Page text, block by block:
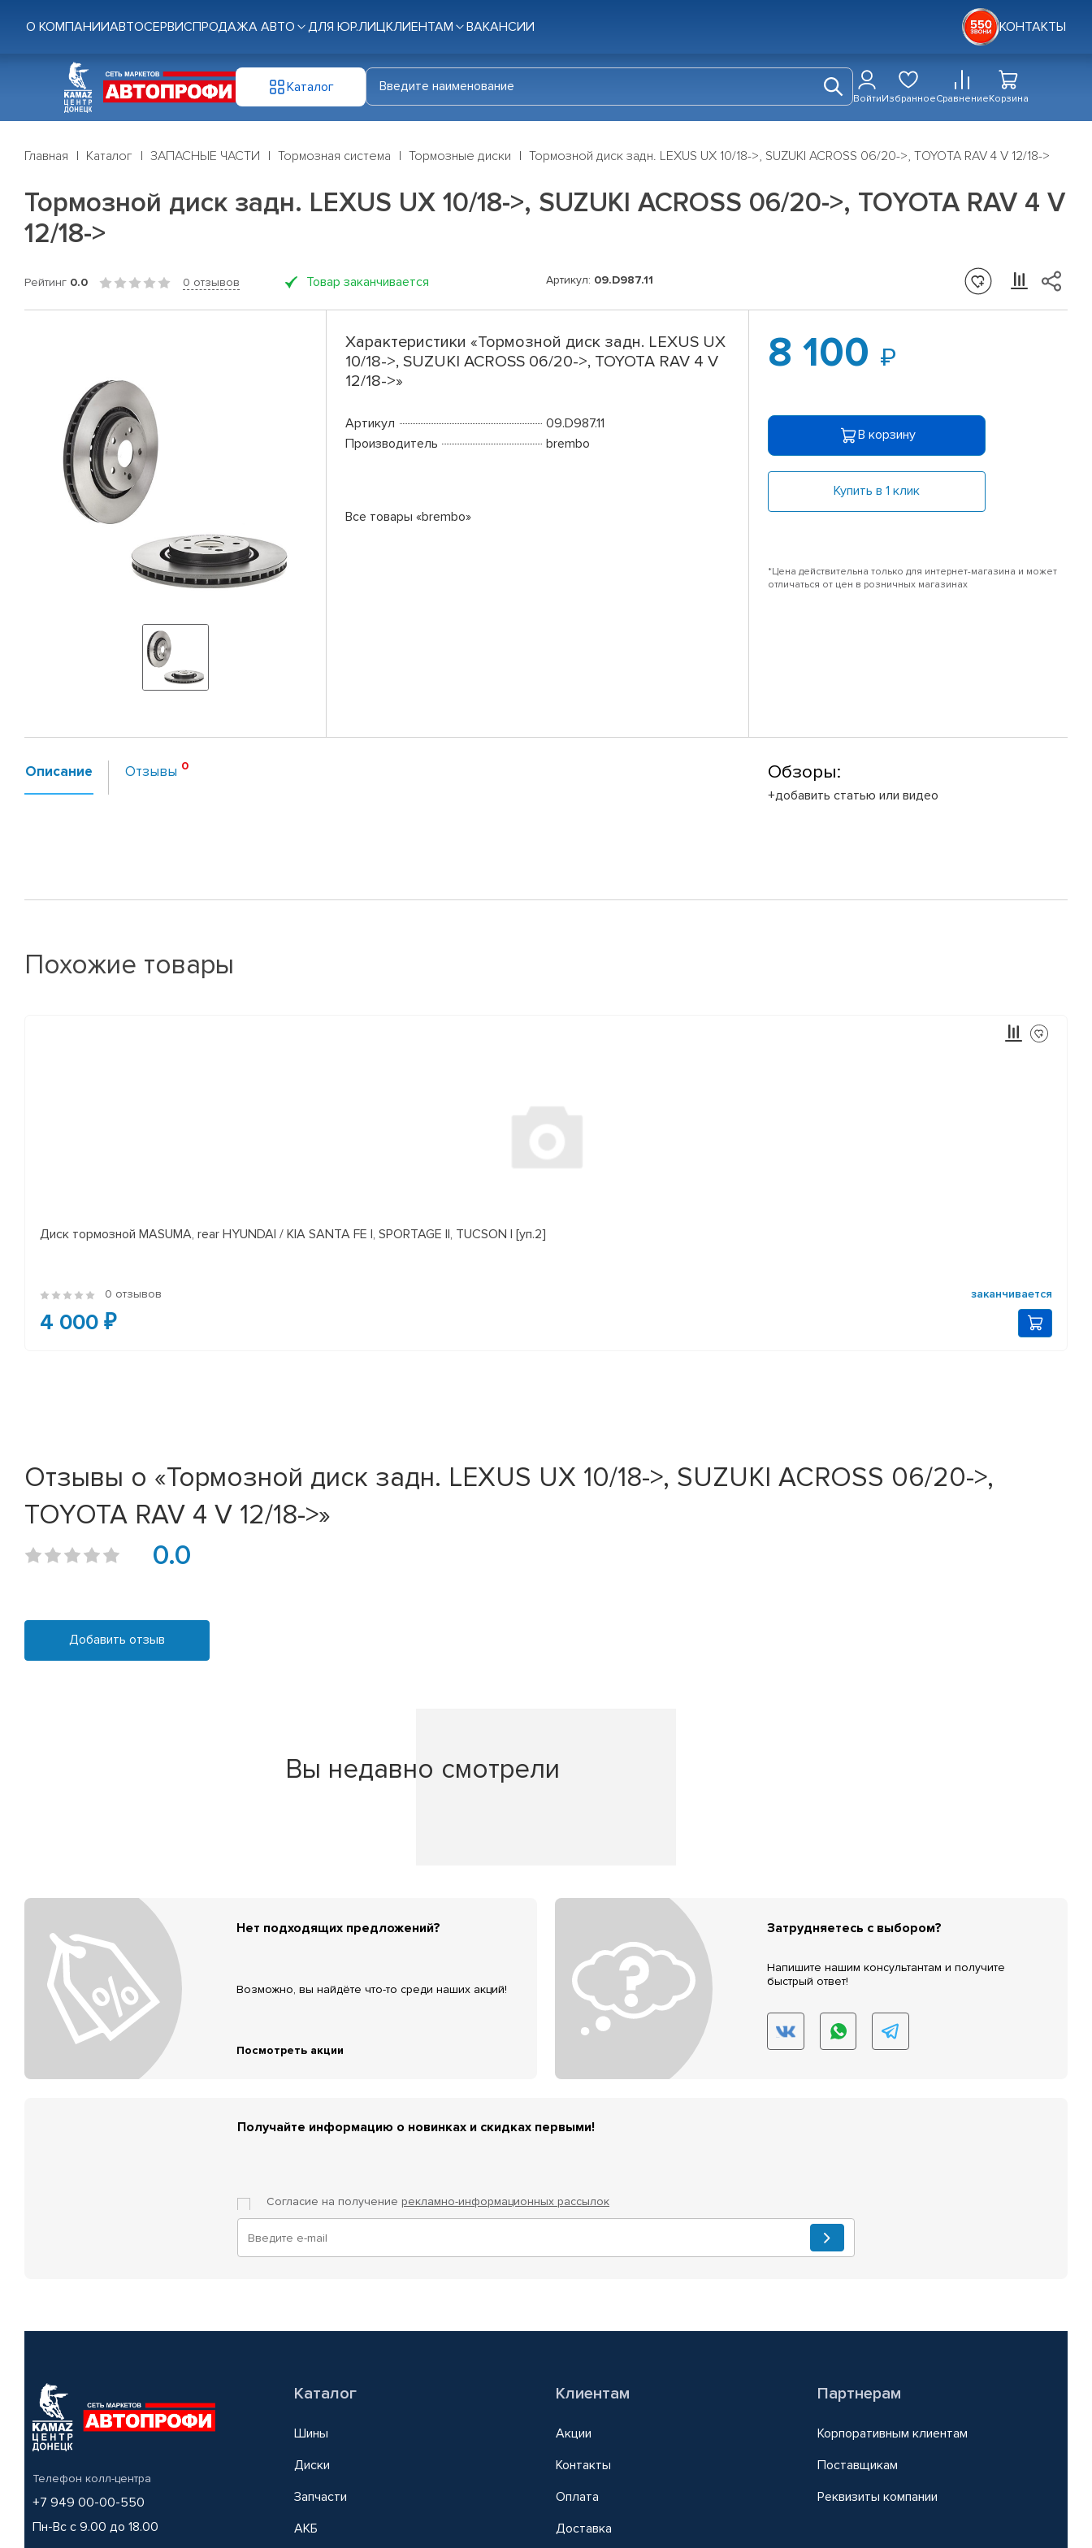
О КОМПАНИИАВТОСЕРВИСПРОДАЖА АВТО ДЛЯ ЮР.ЛИЦКЛИЕНТАМ ВАКАНСИИ КОНТАКТЫ
Каталог
ВойтиИзбранноеСравнениеКорзина
Главная Каталог ЗАПАСНЫЕ ЧАСТИ Тормозная система Тормозные диски Тормозной диск задн. LEXUS UX 10/18->, SUZUKI ACROSS 06/20->, TOYOTA RAV 4 V 12/18->
Тормозной диск задн. LEXUS UX 10/18->, SUZUKI ACROSS 06/20->, TOYOTA RAV 4 V
12/18->
Рейтинг 0.0 0 отзывов Товар заканчивается Артикул: 09.D987.11
Характеристики «Тормозной диск задн. LEXUS UX
10/18->, SUZUKI ACROSS 06/20->, TOYOTA RAV 4 V
12/18->»
Артикул
09.D987.11
Производитель
brembo
Все товары «brembo»
8 100
В корзину
Купить в 1 клик
*Цена действительна только для интернет-магазина и может
отличаться от цен в розничных магазинах
Описание Отзывы Обзоры:
+добавить статью или видео
Похожие товары
Диск тормозной MASUMA, rear HYUNDAI / KIA SANTA FE I, SPORTAGE II, TUCSON I [уп.2]
0 отзывов заканчивается
4 000 ₽
Отзывы о «Тормозной диск задн. LEXUS UX 10/18->, SUZUKI ACROSS 06/20->,
TOYOTA RAV 4 V 12/18->»
0.0
Добавить отзыв
Вы недавно смотрели
Нет подходящих предложений?
Возможно, вы найдёте что-то среди наших акций!
Посмотреть акции
Затрудняетесь с выбором?
Напишите нашим консультантам и получите
быстрый ответ!
Получайте информацию о новинках и скидках первыми!
Согласие на получение рекламно-информационных рассылок
Телефон колл-центра
+7 949 00-00-550
Пн-Вс с 9.00 до 18.00
Каталог
Шины
Диски
Запчасти
АКБ
Клиентам
Акции
Контакты
Оплата
Доставка
Партнерам
Корпоративным клиентам
Поставщикам
Реквизиты компании